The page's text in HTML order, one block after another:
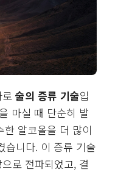
술의 증류 기술입
마실 때 단순히 발
알코올을 더 많이
습니다. 이 증류 기술
로 전파되었고, 결